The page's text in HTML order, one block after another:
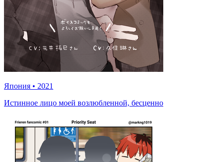
Япония • 2021
Истинное лицо моей возлюбленной, бесценно